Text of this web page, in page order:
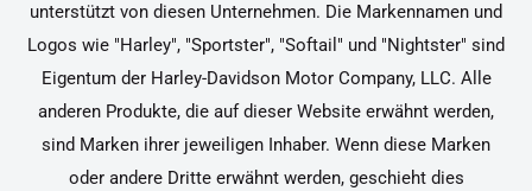
unterstützt von diesen Unternehmen. Die Markennamen und
Logos wie "Harley", "Sportster", "Softail" und "Nightster" sind
Eigentum der Harley-Davidson Motor Company, LLC. Alle
anderen Produkte, die auf dieser Website erwähnt werden,
sind Marken ihrer jeweiligen Inhaber. Wenn diese Marken
oder andere Dritte erwähnt werden, geschieht dies